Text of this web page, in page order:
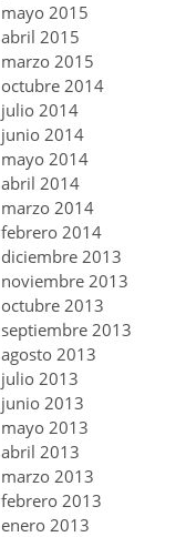
mayo 2015
abril 2015
marzo 2015
octubre 2014
julio 2014
junio 2014
mayo 2014
abril 2014
marzo 2014
febrero 2014
diciembre 2013
noviembre 2013
octubre 2013
septiembre 2013
agosto 2013
julio 2013
junio 2013
mayo 2013
abril 2013
marzo 2013
febrero 2013
enero 2013